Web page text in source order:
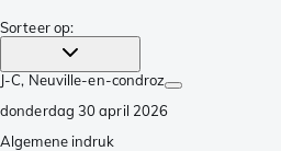
Sorteer op:
J-C, Neuville-en-condroz
donderdag 30 april 2026
Algemene indruk